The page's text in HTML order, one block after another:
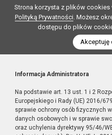
Strona korzysta z plików cookies
Polityką Prywatności. Możesz
dostępu do plików
Akceptuję
Informacja Administratora
Na podstawie art. 13 ust. 1 i 2
Europejskiego i Rady (UE) 2016/
sprawie ochrony osób fizycznych
danych osobowych i w sprawie
oraz uchylenia dyrektywy 95/46/